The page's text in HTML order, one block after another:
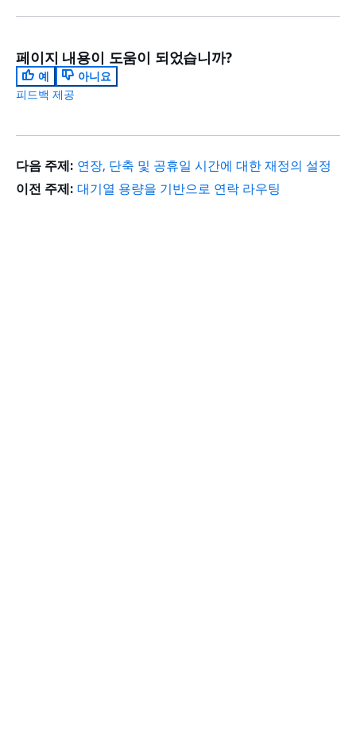
페이지 내용이 도움이 되었습니까?
예
아니요
피드백 제공
다음 주제: 연장, 단축 및 공휴일 시간에 대한 재정의 설정
이전 주제: 대기열 용량을 기반으로 연락 라우팅